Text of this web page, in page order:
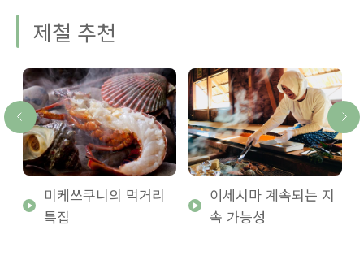
제철 추천
미케쓰쿠니의 먹거리
특집
이세시마 계속되는 지
속 가능성